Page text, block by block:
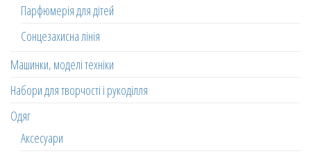
Парфюмерія для дітей
Сонцезахисна лінія
Машинки, моделі техніки
Набори для творчості і рукоділля
Одяг
Аксесуари